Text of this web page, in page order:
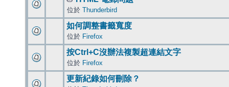
位於 Thunderbird
如何調整書籤寬度
位於 Firefox
按Ctrl+C沒辦法複製超連結文字
位於 Firefox
更新紀錄如何刪除？